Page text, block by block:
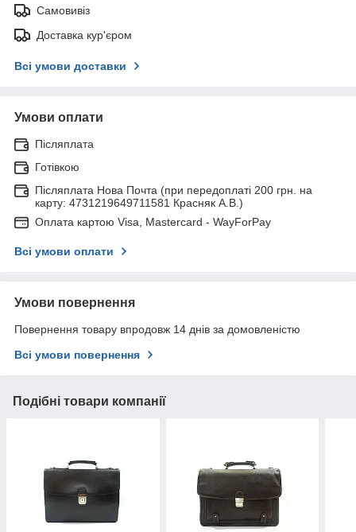
Самовивіз
Доставка кур'єром
Всі умови доставки
Умови оплати
Післяплата
Готівкою
Післяплата Нова Почта (при передоплаті 200 грн. на
карту: 4731219649711581 Красняк А.В.)
Оплата картою Visa, Mastercard - WayForPay
Всі умови оплати
Умови повернення
Повернення товару впродовж 14 днів за домовленістю
Всі умови повернення
Подібні товари компанії